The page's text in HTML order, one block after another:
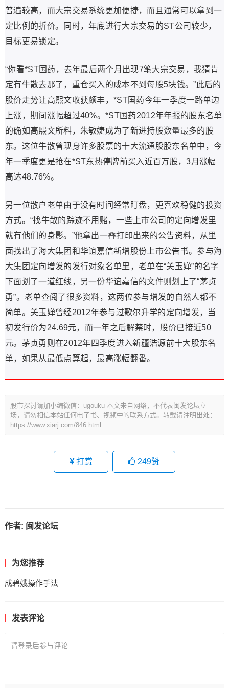
普遍较高，而大宗交易系统更加便捷，而且通常可以拿到一
定比例的折价。同时，年底进行大宗交易的ST公司较少，
目标更易锁定。
“你看*ST国药，去年最后两个月出现7笔大宗交易，我猜肯
定有牛散去那了，重仓买入的成本不到每股5块钱。”此后的
股价走势让高熙文收获颇丰，*ST国药今年一季度一路单边
上涨，期间涨幅超过40%。*ST国药2012年年报的股东名单
的确如高熙文所料，朱敏婕成为了新进持股数量最多的股
东。这位牛散曾现身许多股票的十大流通股股东名单中，今
年一季度更是抢在*ST东热停牌前买入近百万股，3月涨幅
高达48.76%。
另一位散户老单由于没有时间经常盯盘，更喜欢稳健的投资
方式。“找牛散的踪迹不用赌，一些上市公司的定向增发里
就有他们的身影。”他拿出一叠打印出来的公告资料，从里
面找出了海大集团和华谊嘉信新增股份上市公告书。参与海
大集团定向增发的发行对象名单里，老单在“关玉婵”的名字
下面划了一道红线，另一份华谊嘉信的文件则划上了“茅贞
勇”。老单查阅了很多资料，这两位参与增发的自然人都不
简单。关玉婵曾经2012年参与过歌尔升学的定向增发，当
初发行价为24.69元，而一年之后解禁时，股价已接近50
元。茅贞勇则在2012年四季度进入新疆浩源前十大股东名
单，如果从最低点算起，最高涨幅翻番。
股市探讨请加小编微信：ugouku 本文来自网络，不代表闽发论坛立
场，请勿相信本站任何电子书、视频中的联系方式。转载请注明出处：
https://www.xiarj.com/846.html
打赏 249赞
作者: 闽发论坛
为您推荐
成碧娥操作手法
发表评论
请登录后参与评论...